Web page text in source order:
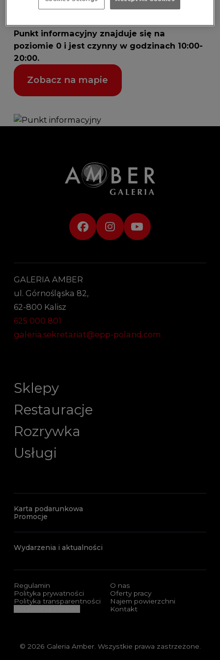
udogodnieniach w centrum. Tu kupisz także
Punkt informacyjny znajduje się na
poziomie 0 i jest czynny w godzinach 10:00-
20:00.
Zobacz na mapie
GALERIA AMBER
ul. Górnośląska 82,
62-800 Kalisz
625 000 801
galeria.sekretariat@epp-poland.com
Sklepy
Restauracje
Rozrywka
Usługi
Karta podarunkowa
Promocje
Wydarzenia i aktualności
Regulamin
Polityka prywatności
Polityka transparentności
O nas
Oferty pracy
Najem powierzchni
Kontakt
© 2026 Galeria Amber. Wszystkie prawa zastrzeżone.